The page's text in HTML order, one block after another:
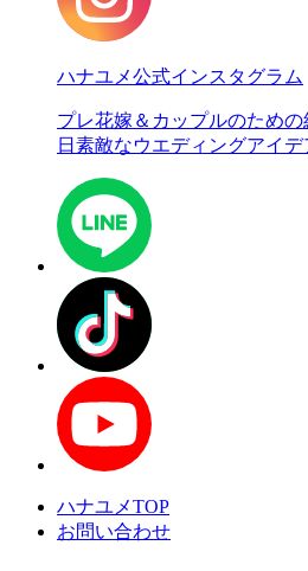
ハナユメ公式インスタグラム
プレ花嫁＆カップルのため
日素敵なウエディングアイ
ハナユメTOP
お問い合わせ